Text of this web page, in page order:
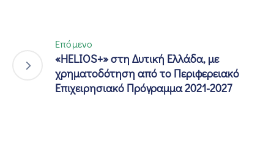
Επόμενο
«HELIOS+» στη Δυτική Ελλάδα, με
χρηματοδότηση από το Περιφερειακό
Επιχειρησιακό Πρόγραμμα 2021-2027